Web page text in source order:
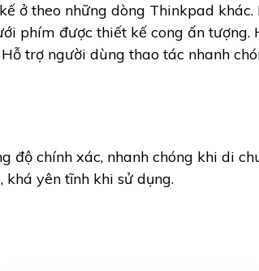
ở theo những dòng Thinkpad
phím được thiết kế cong ấn tượng.
trợ người dùng thao tác nhanh
độ chính xác, nhanh chóng khi di
khá yên tĩnh khi sử dụng.